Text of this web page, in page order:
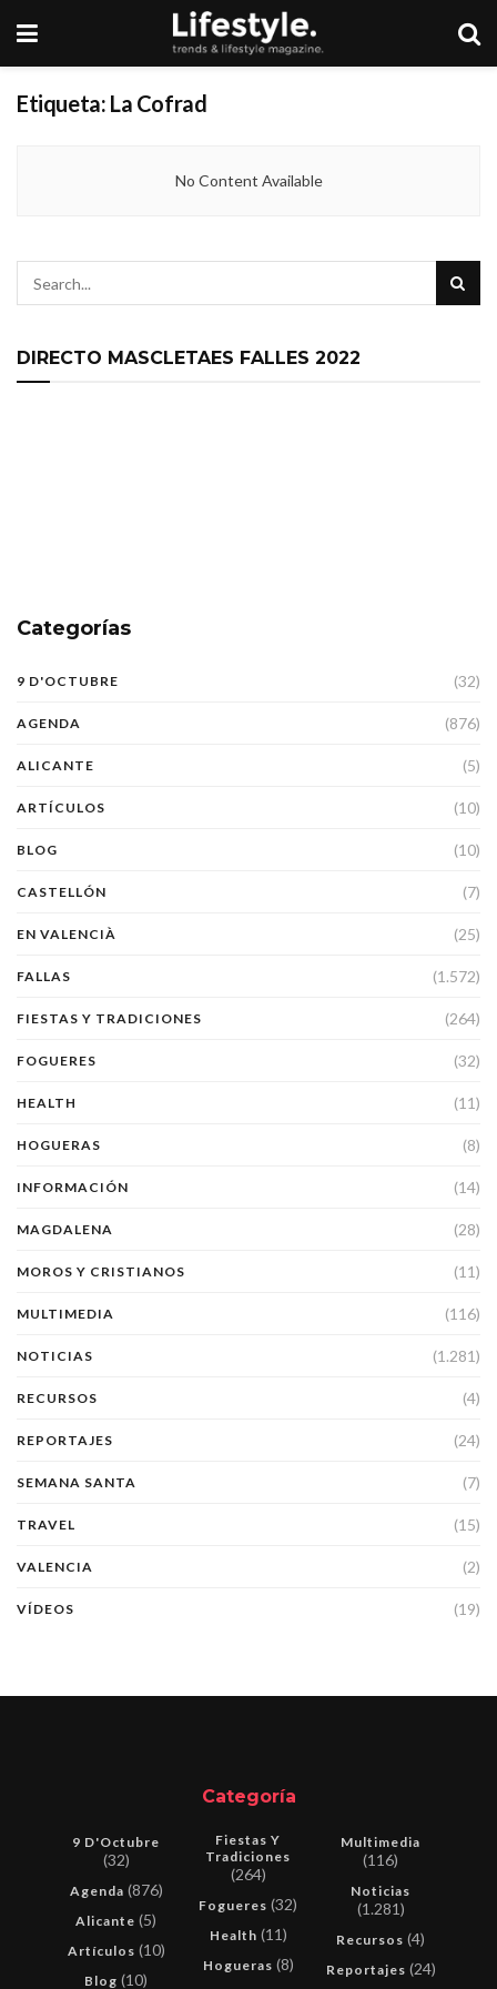
Etiqueta: La Cofrad
No Content Available
DIRECTO MASCLETAES FALLES 2022
Categorías
9 D'OCTUBRE (32)
AGENDA (876)
ALICANTE (5)
ARTÍCULOS (10)
BLOG (10)
CASTELLÓN (7)
EN VALENCIÀ (25)
FALLAS (1.572)
FIESTAS Y TRADICIONES (264)
FOGUERES (32)
HEALTH (11)
HOGUERAS (8)
INFORMACIÓN (14)
MAGDALENA (28)
MOROS Y CRISTIANOS (11)
MULTIMEDIA (116)
NOTICIAS (1.281)
RECURSOS (4)
REPORTAJES (24)
SEMANA SANTA (7)
TRAVEL (15)
VALENCIA (2)
VÍDEOS (19)
Categoría
9 D'Octubre
(32)
Agenda (876)
Alicante (5)
Artículos (10)
Blog (10)
Fiestas Y
Tradiciones
(264)
Fogueres (32)
Health (11)
Hogueras (8)
Multimedia
(116)
Noticias
(1.281)
Recursos (4)
Reportajes (24)